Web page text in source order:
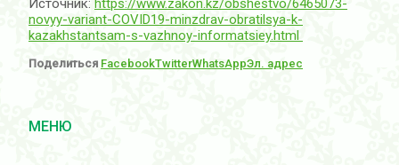
Источник: https://www.zakon.kz/obshestvo/6465073-
novyy-variant-COVID19-minzdrav-obratilsya-k-
kazakhstantsam-s-vazhnoy-informatsiey.html
Поделиться FacebookTwitterWhatsAppЭл. адрес
МЕНЮ